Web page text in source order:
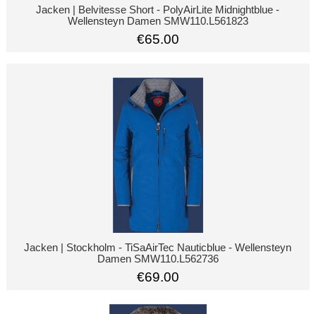
Jacken | Belvitesse Short - PolyAirLite Midnightblue -
Wellensteyn Damen SMW110.L561823
€65.00
Jacken | Stockholm - TiSaAirTec Nauticblue - Wellensteyn
Damen SMW110.L562736
€69.00